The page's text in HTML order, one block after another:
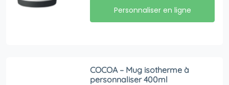
Personnaliser en ligne
COCOA – Mug isotherme à
personnaliser 400ml